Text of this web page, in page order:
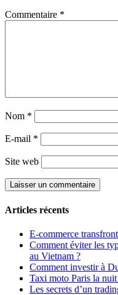
Commentaire *
Nom *
E-mail *
Site web
Articles récents
E-commerce
Comment éviter les
au Vietnam ?
Comment investir à
Taxi moto Paris la
Les secrets d’un